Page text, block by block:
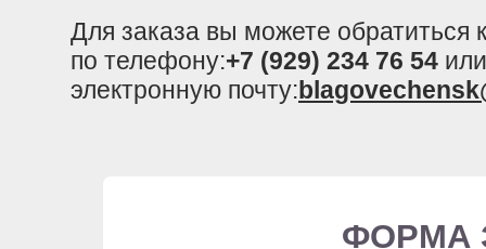
Для заказа вы можете
по телефону:+7 (929) 234 76 54
электронную почту:
ФОРМА